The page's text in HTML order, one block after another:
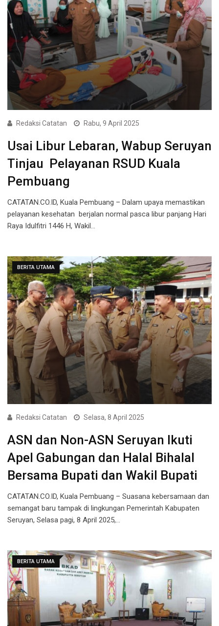
Redaksi Catatan Rabu, 9 April 2025
Usai Libur Lebaran, Wabup Seruyan
Tinjau Pelayanan RSUD Kuala
Pembuang
CATATAN.CO.ID, Kuala Pembuang – Dalam upaya memastikan
pelayanan kesehatan berjalan normal pasca libur panjang Hari
Raya Idulfitri 1446 H, Wakil…
BERITA UTAMA
Redaksi Catatan Selasa, 8 April 2025
ASN dan Non-ASN Seruyan Ikuti
Apel Gabungan dan Halal Bihalal
Bersama Bupati dan Wakil Bupati
CATATAN.CO.ID, Kuala Pembuang – Suasana kebersamaan dan
semangat baru tampak di lingkungan Pemerintah Kabupaten
Seruyan, Selasa pagi, 8 April 2025,…
BERITA UTAMA